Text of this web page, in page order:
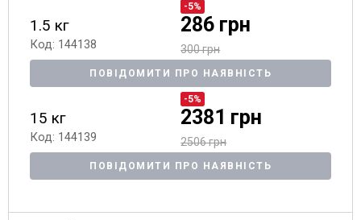
1.5 кг
Код: 144138
-5%
286 грн
300 грн
ПОВІДОМИТИ ПРО НАЯВНІСТЬ
15 кг
Код: 144139
-5%
2381 грн
2506 грн
ПОВІДОМИТИ ПРО НАЯВНІСТЬ